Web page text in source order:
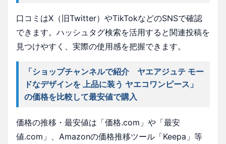
口コミはX（旧Twitter）やTikTokなどのSNSで確認
できます。ハッシュタグ検索を活用すると関連投稿を
見つけやすく、実際の使用感を把握できます。
「ショップチャンネルで紹介 ヤエアジュテ モー
ドなデザインを 上品に装う ヤエコワンピース」
の価格を比較して最安値で購入
価格の推移・最安値は「価格.com」や「最安
値.com」、Amazonの価格推移ツール「Keepa」等